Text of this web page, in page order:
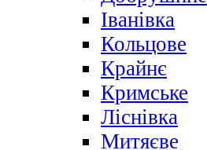
Іванівка
Кольцове
Крайнє
Кримське
Ліснівка
Митяєве